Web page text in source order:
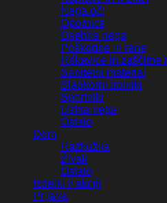
Nega oči
Opornice
Osebna nega
Poškodbe in rane
Rokavice in zaščitne
Sanitetni material
Sladkorni bolniki
Športniki
Ustna nega
Ostalo
Dom
Razkužila
Živali
Ostalo
Izdelki v akciji
Prijava